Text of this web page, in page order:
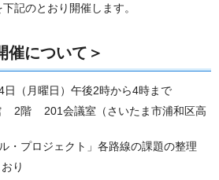
記のとおり開催します。
催について＞
（月曜日）午後2時から4時まで
階 201会議室（さいたま市浦和区高
プロジェクト」各路線の課題の整理
り